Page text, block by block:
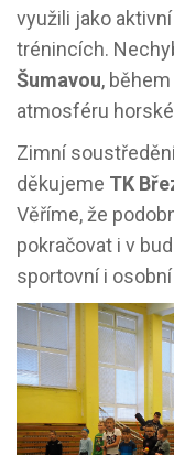
využili jako
trénincích.
Šumavou,
atmosféru
Zimní
děkujeme TK
Věříme, že
pokračovat i v
sportovní i